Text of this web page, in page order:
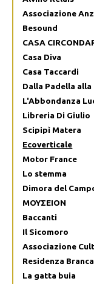
Associazione
Besound
CASA
Casa Diva
Casa Taccardi
Dalla Padella alla
L'Abbondanza
Libreria Di Giulio
Scipipì Matera
Ecoverticale
Motor France
Lo stemma
Dimora del
ΜΟΥΣΕΙΟΝ
Baccanti
Il Sicomoro
Associazione
Residenza
La gatta buia